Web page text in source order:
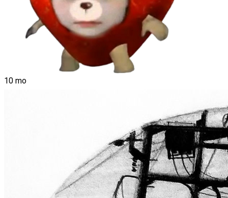
10 mo